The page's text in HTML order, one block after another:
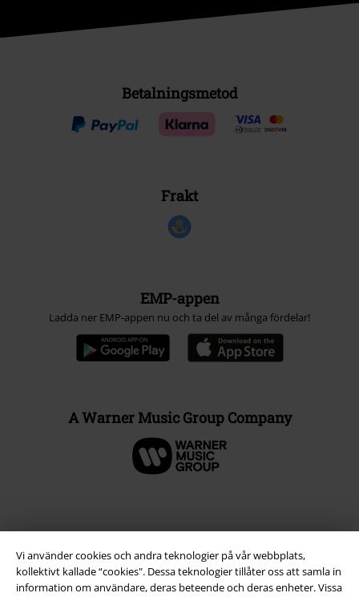
Vi använder cookies och andra teknologier på vår webbplats,
kollektivt kallade “cookies". Dessa teknologier tillåter oss att samla in
information om användare, deras beteende och deras enheter. Vissa
Betalningsmetod
Frakt
EMP-appen
Ladda ner EMP-appen nu och ta del av många fördelar!
A Warner Music Group Company